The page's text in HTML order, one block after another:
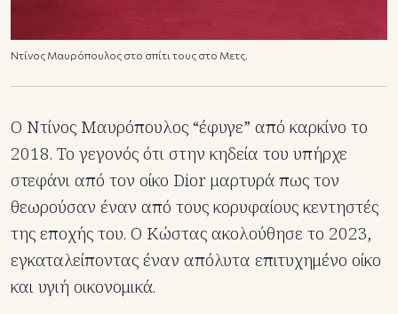
Ντίνος Μαυρόπουλος στο σπίτι τους στο Μετς.
Ο Ντίνος Μαυρόπουλος “έφυγε” από καρκίνο το
2018. Το γεγονός ότι στην κηδεία του υπήρχε
στεφάνι από τον οίκο Dior μαρτυρά πως τον
θεωρούσαν έναν από τους κορυφαίους κεντηστές
της εποχής του. Ο Κώστας ακολούθησε το 2023,
εγκαταλείποντας έναν απόλυτα επιτυχημένο οίκο
και υγιή οικονομικά.